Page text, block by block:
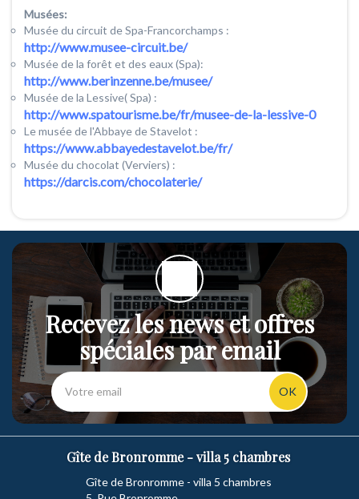
Musées:
Musée du circuit de Spa-Francorchamps :
http://www.musee-circuit.be/
Musée de la forêt et des eaux (Spa):
http://www.berinzenne.be/musee/
Musée de la Lessive( Spa) :
http://www.spatourisme.be/fr/musee-de-la-lessive-0
Le musée de l'Abbaye de Stavelot :
https://www.abbayedestavelot.be/fr/
Musée du chocolat (Verviers) :
https://darcis.com/chocolaterie/
Recevez les news et offres
spéciales par email
OK
Gîte de Bronromme - villa 5 chambres
Gîte de Bronromme - villa 5 chambres